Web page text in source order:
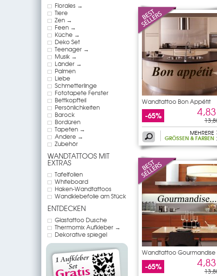
Florales →
Tiere
Zen →
Feen →
Küche →
Deko Set
Teenager →
Musik →
Länder →
Palmen
Liebe
Schmetterlinge
Fototapete Fenster
Bettkopfteil
Persönlichkeiten
Barock
Bordüren
Tapeten →
Andere →
Zubehör
WANDTATTOOS MIT
EXTRAS
Tafelfolien
Whiteboard
Haken-Wandtattoos
Wandklebefolie am Stück
ENTDECKEN
Glastattoo Dusche
Thermomix Aufkleber →
Dekorative spiegel
Wandtattoo Bon Appétit
-65%
MEHRERE
GRÖSSEN & FARBEN
Wandtattoo Gourmandise
-65%